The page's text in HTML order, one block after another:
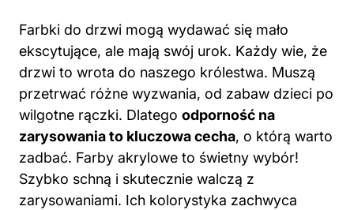
Farbki do drzwi mogą wydawać się mało
ekscytujące, ale mają swój urok. Każdy wie, że
drzwi to wrota do naszego królestwa. Muszą
przetrwać różne wyzwania, od zabaw dzieci po
wilgotne rączki. Dlatego odporność na
zarysowania to kluczowa cecha, o którą warto
zadbać. Farby akrylowe to świetny wybór!
Szybko schną i skutecznie walczą z
zarysowaniami. Ich kolorystyka zachwyca